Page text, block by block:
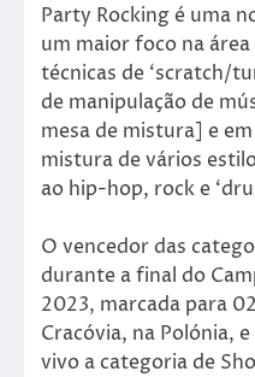
Party Rocking é uma
um maior foco na área
técnicas de ‘scratch/
de manipulação de
mesa de mistura] e
mistura de vários
ao hip-hop, rock e
O vencedor das
durante a final do
2023, marcada para
Cracóvia, na Polónia,
vivo a categoria de